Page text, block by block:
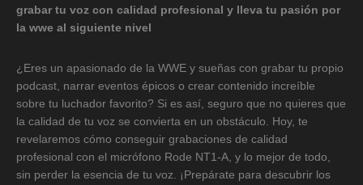
grabar tu voz con calidad profesional y lleva tu pasión por
la wwe al siguiente nivel
¿Eres un apasionado de la WWE y sueñas con grabar tu propio
podcast, narrar eventos épicos o crear contenido increíble
sobre tu luchador favorito? Si es así, seguro que no quieres que
la calidad de tu voz se convierta en un obstáculo. Hoy, te
revelaremos cómo conseguir grabaciones de calidad
profesional con el micrófono Rode NT1-A, y lo mejor de todo,
sin perder la esencia de tu voz. ¡Prepárate para descubrir los